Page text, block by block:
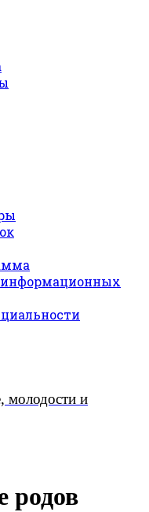
информационных
молодости и
родов